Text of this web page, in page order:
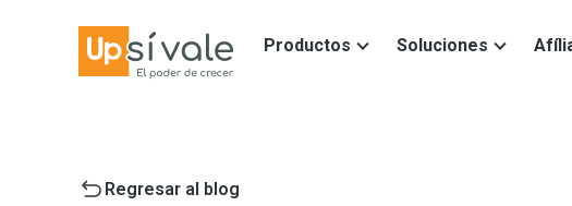
Productos Soluciones
Regresar al blog